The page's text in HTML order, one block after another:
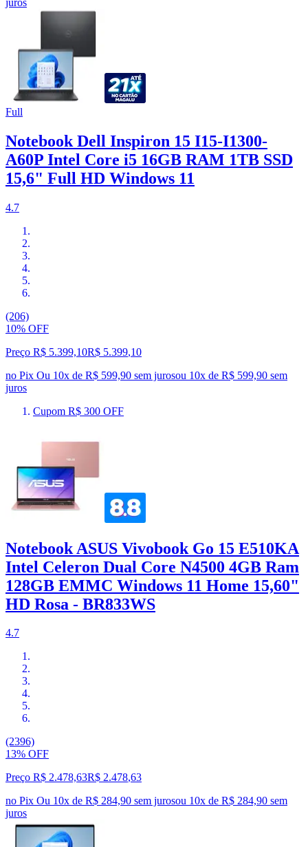
Full
Notebook Dell Inspiron 15 I15-I1300-
A60P Intel Core i5 16GB RAM 1TB SSD
15,6" Full HD Windows 11
4.7
(206)
10% OFF
Preço R$ 5.399,10R$ 5.399,10
no Pix Ou 10x de R$ 599,90 sem jurosou 10x de R$ 599,90 sem
juros
Cupom R$ 300 OFF
Notebook ASUS Vivobook Go 15 E510KA
Intel Celeron Dual Core N4500 4GB Ram
128GB EMMC Windows 11 Home 15,60"
HD Rosa - BR833WS
4.7
(2396)
13% OFF
Preço R$ 2.478,63R$ 2.478,63
no Pix Ou 10x de R$ 284,90 sem jurosou 10x de R$ 284,90 sem
juros